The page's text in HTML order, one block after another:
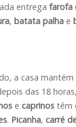
entrega farofa
, batata palha e
a casa mantém
das 18
e caprinos têm
. Picanha, carré